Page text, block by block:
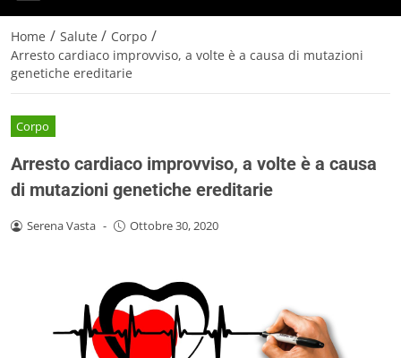
Home / Salute / Corpo /
Arresto cardiaco improvviso, a volte è a causa di mutazioni
genetiche ereditarie
Corpo
Arresto cardiaco improvviso, a volte è a causa
di mutazioni genetiche ereditarie
Serena Vasta - Ottobre 30, 2020